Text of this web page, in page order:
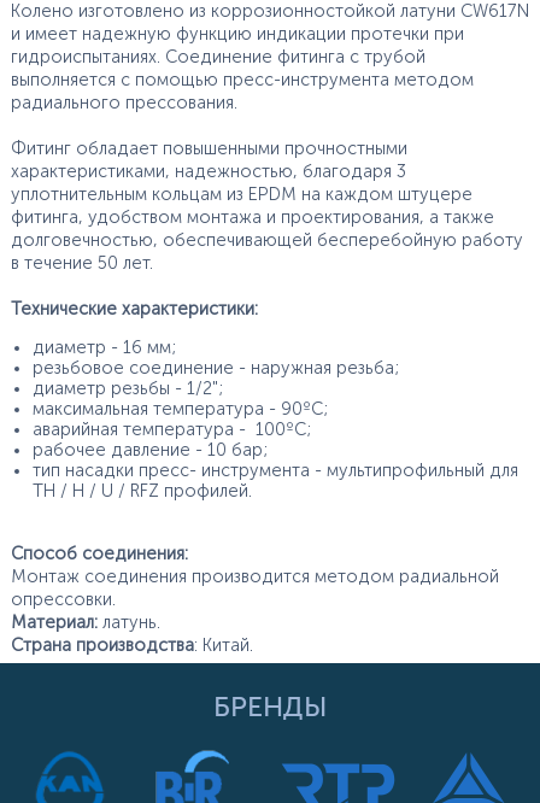
Колено изготовлено из коррозионностойкой латуни CW617N
и имеет надежную функцию индикации протечки при
гидроиспытаниях. Соединение фитинга с трубой
выполняется с помощью пресс-инструмента методом
радиального прессования.
Фитинг обладает повышенными прочностными
характеристиками, надежностью, благодаря 3
уплотнительным кольцам из EPDM на каждом штуцере
фитинга, удобством монтажа и проектирования, а также
долговечностью, обеспечивающей бесперебойную работу
в течение 50 лет.
Технические характеристики:
диаметр - 16 мм;
резьбовое соединение - наружная резьба;
диаметр резьбы - 1/2";
максимальная температура - 90ºС;
аварийная температура - 100ºС;
рабочее давление - 10 бар;
тип насадки пресс- инструмента - мультипрофильный для
TH / H / U / RFZ профилей.
Способ соединения:
Монтаж соединения производится методом радиальной
опрессовки.
Материал:латунь.
Страна производства: Китай.
БРЕНДЫ